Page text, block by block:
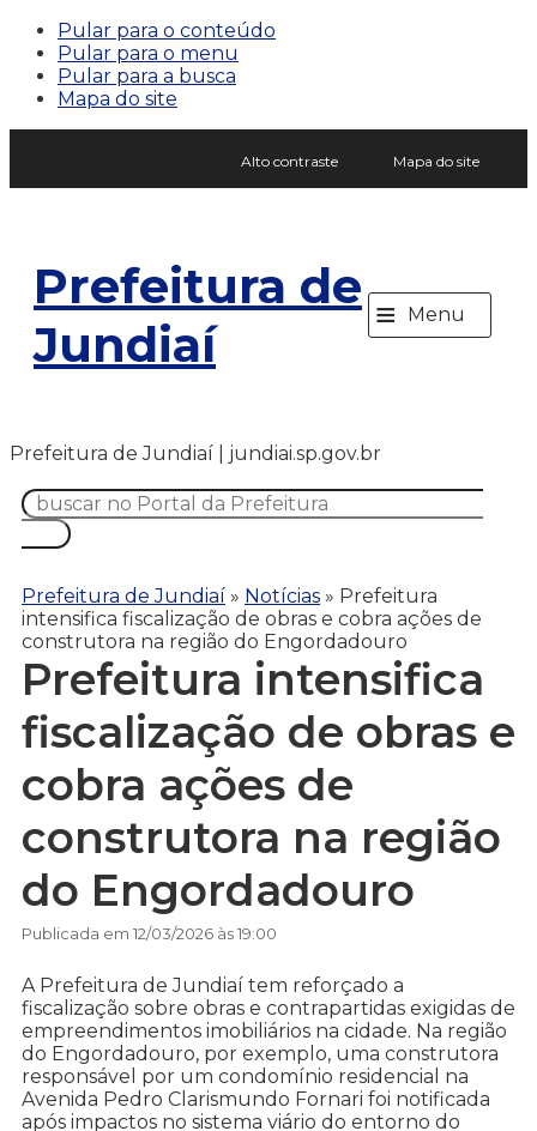
Pular para o conteúdo
Pular para o menu
Pular para a busca
Mapa do site
Alto contraste Mapa do site
Prefeitura de
Jundiaí
≡ Menu
Prefeitura de Jundiaí | jundiai.sp.gov.br
Prefeitura de Jundiaí » Notícias » Prefeitura
intensifica fiscalização de obras e cobra ações de
construtora na região do Engordadouro
Prefeitura intensifica
fiscalização de obras e
cobra ações de
construtora na região
do Engordadouro
Publicada em 12/03/2026 às 19:00
A Prefeitura de Jundiaí tem reforçado a
fiscalização sobre obras e contrapartidas exigidas de
empreendimentos imobiliários na cidade. Na região
do Engordadouro, por exemplo, uma construtora
responsável por um condomínio residencial na
Avenida Pedro Clarismundo Fornari foi notificada
após impactos no sistema viário do entorno do